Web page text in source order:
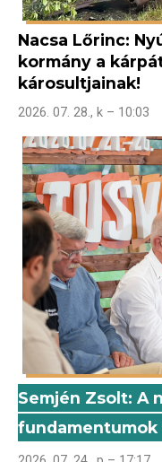
Nacsa Lőrinc:
kormány a
károsultjainak!
2026. 07. 28., k – 10:03
Semjén Zsolt: A
fundamentumok